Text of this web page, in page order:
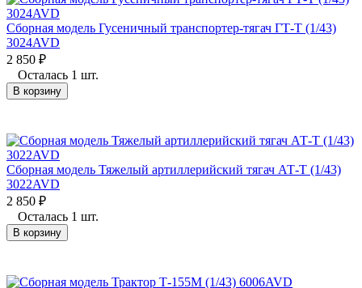
Сборная модель Гусеничный транспортер-тягач ГТ-Т (1/43)
3024AVD
2 850 ₽
Осталась 1 шт.
В корзину
Сборная модель Тяжелый артиллерийский тягач АТ-Т (1/43)
3022AVD
2 850 ₽
Осталась 1 шт.
В корзину